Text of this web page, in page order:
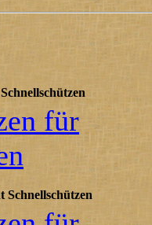
für
Schnellschützen